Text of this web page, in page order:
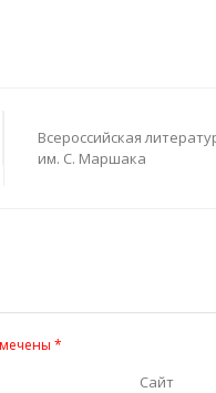
Всероссийская
им. С. Маршака
*
Сайт